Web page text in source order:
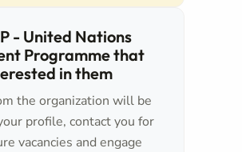
- United Nations
Programme that
in them
the organization will be
profile, contact you for
vacancies and engage